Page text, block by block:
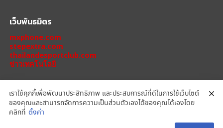
เว็บพันธมิตร
mxphone.com
stepextra.com
thailandesportclub.com
ข่าวเทคโนโลยี
IPHONE 14 PRO
เราใช้คุกกี้เพื่อพัฒนาประสิทธิภาพ และประสบการณ์ที่ดีในการใช้เว็บไซต์
ของคุณและสามารถจัดการความเป็นส่วนตัวเองได้ของคุณได้เองโดย
คลิกที่ ตั้งค่า